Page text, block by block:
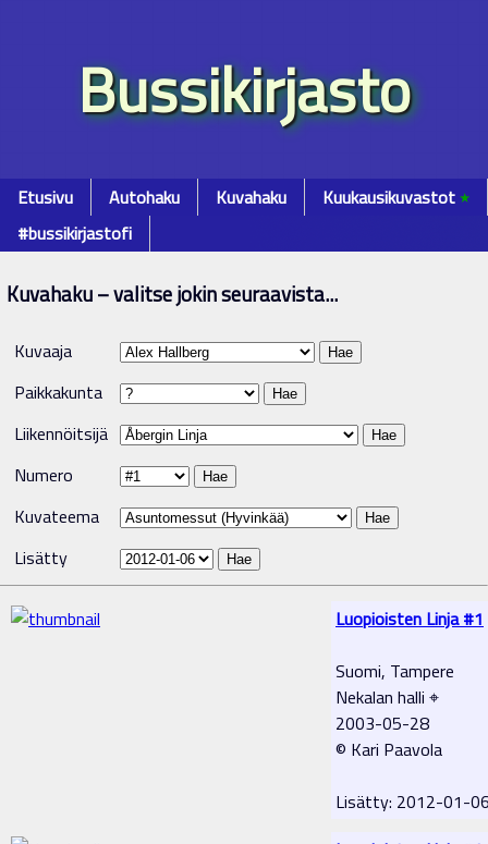
Bussikirjasto
Etusivu Autohaku Kuvahaku Kuukausikuvastot٭
#bussikirjastofi
Kuvahaku – valitse jokin seuraavista...
Kuvaaja
Paikkakunta
Liikennöitsijä
Numero
Kuvateema
Lisätty
Luopioisten Linja #1
Suomi, Tampere
Nekalan halli ⌖
2003-05-28
© Kari Paavola
Lisätty: 2012-01-